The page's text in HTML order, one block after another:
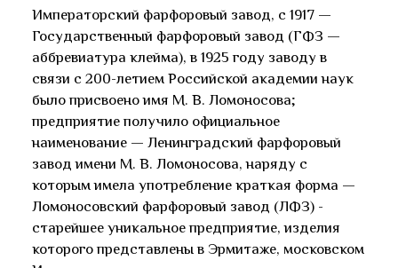
Императорский фарфоровый завод, с 1917 —
Государственный фарфоровый завод (ГФЗ —
аббревиатура клейма), в 1925 году заводу в
связи с 200-летием Российской академии наук
было присвоено имя М. В. Ломоносова;
предприятие получило официальное
наименование — Ленинградский фарфоровый
завод имени М. В. Ломоносова, наряду с
которым имела употребление краткая форма —
Ломоносовский фарфоровый завод (ЛФЗ) -
старейшее уникальное предприятие, изделия
которого представлены в Эрмитаже, московском